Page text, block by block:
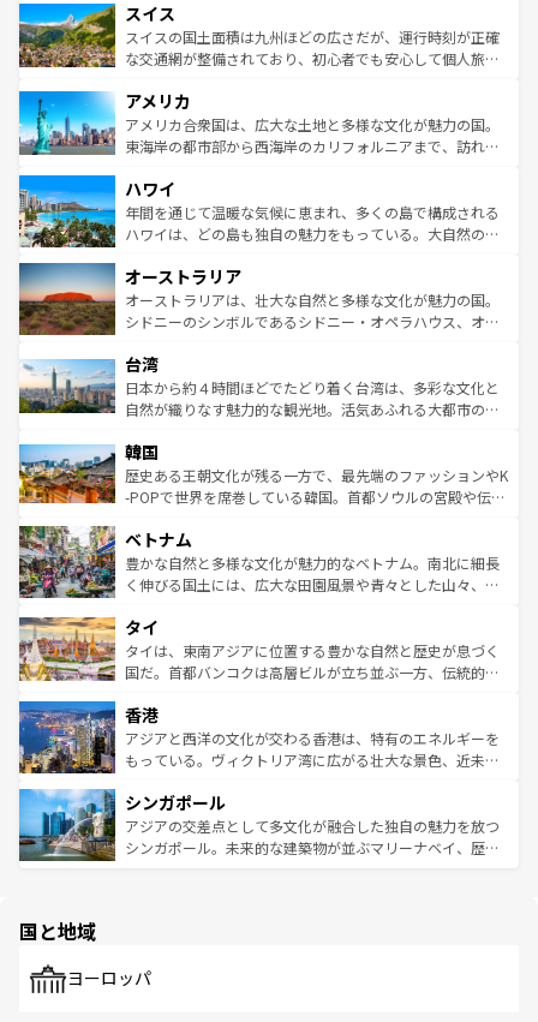
れる地方に足を運ぶとそれぞれで全く異なる文化を体験で
きるだろう。 なお、新着のフランス情報はコンテンツ一覧
を参照してほしい。
は、お酒好きな人にはぜひ体験してほしい。 なお、新着の
ドイツ情報はコンテンツ一覧を参照してほしい。
リアごとに異なる魅力がある。また、優雅なアフタヌーン
ティー、ビール好きにはたまらない英国パブ、サッカー観
戦など、本場だからこそできる体験も豊富。イギリスを旅
ンツ一覧を参照してほしい。
スイス
スイスの国土面積は九州ほどの広さだが、運行時刻が正確
な交通網が整備されており、初心者でも安心して個人旅行
の建物がそのまま残る町や、スイスならではのユニークな
博物館もあり、アルプス観光だけでなく町歩きも満喫する
ことができる。国民の所得が高いため物価も高いが、旅行
ば市内交通費無料で観光を楽しむこともできる。 なお、新
着のスイス情報はコンテンツ一覧 を参照してほしい。
アメリカ
アメリカ合衆国は、広大な土地と多様な文化が魅力の国。
東海岸の都市部から西海岸のカリフォルニアまで、訪れる
のような巨大都市は、観光、ショッピング、エンターテイ
ンメントが詰まった刺激的なスポットだ。一方、アメリカ
西部には大自然が広がり、グランドキャニオンやイエロー
部のニューオーリンズでは、音楽と美食が融合した独特の
文化が魅力。旅行者はアメリカの各地域で異なる魅力を楽
しみながら、その多様性と豊かな歴史を感じることができ
ならではの贅沢な旅のスタイルだ。 なお、新着のアメリカ
情報はコンテンツ一覧を参照してほしい。
ハワイ
年間を通じて温暖な気候に恵まれ、多くの島で構成される
ハワイは、どの島も独自の魅力をもっている。大自然の神
ワイ島は見逃せない。また、定番の観光地といえばオアフ
島だが、静かな自然を求めるならマウイ島やカウアイ島が
おすすめ。エメラルドグリーンに輝く海をはじめ、豊かな
れるおもてなしの心で訪れる人々を迎えてくれるハワイの
人々、おいしいローカルフードやハワイアンミュージッ
ク、伝統的なフラダンスなど、すべてがハワイの魅力を彩
ワイを、存分に味わってほしい。 なお、新着のハワイ情報
はコンテンツ一覧を参照してほしい。
オーストラリア
オーストラリアは、壮大な自然と多様な文化が魅力の国。
シドニーのシンボルであるシドニー・オペラハウス、オー
リアリーフや大陸中央部にそびえるウルル（エアーズロッ
ク）、タスマニアの美しい原生林やケアンズの熱帯雨林な
ど、見どころがたくさん。また、カフェやワイン、オージ
いる。アクティビティも充実しており、サーフィンやダイ
ビング、ハイキングなど、アウトドア好きにはたまらな
い。オーストラリアの多彩な魅力を存分に味わいつくそ
参照してほしい。
台湾
日本から約４時間ほどでたどり着く台湾は、多彩な文化と
自然が織りなす魅力的な観光地。活気あふれる大都市の台
ン）、静ひつな山岳地帯である台湾東部など、都市の喧騒
と山間の静けさが共存しており、訪れる人に新しい発見と
驚きをもたらしてくれる。また、奥深い台湾の食文化も魅
容にもいいと評判のスイーツなど、バラエティ豊かな料理
が味わえる。 なお、新着の台湾情報は コンテンツ一覧を参
照してほしい。
韓国
歴史ある王朝文化が残る一方で、最先端のファッションやK
-POPで世界を席巻している韓国。首都ソウルの宮殿や伝統
き、地方に足を延ばせば四季折々の自然美を楽しむことが
できる。そして、キムチや焼肉、絶品のストリートフード
まで、さまざまな韓国料理が待っている。夜には、韓国な
リティに包まれながら、韓国の多彩な魅力を心ゆくまで味
わってみてほしい。 なお、新着の韓国情報はコンテンツ一
覧を参照してほしい。
ベトナム
豊かな自然と多様な文化が魅力的なベトナム。南北に細長
く伸びる国土には、広大な田園風景や青々とした山々、世
急速な発展と共に伝統が息づく。ハノイの古い町並みやホ
ーチミン市のフランス統治時代の建物も、独特の雰囲気を
醸し出している。また、バラエティの豊かさとおいしさで
とつ。フォーやバインミー、ベトナムコーヒーなどは、ぜ
ひ現地で味わいたい。どの地域を訪れてもあたたかい人々
が旅行者を迎えてくれるので、きっと忘れられない旅にな
参照してほしい。
タイ
タイは、東南アジアに位置する豊かな自然と歴史が息づく
国だ。首都バンコクは高層ビルが立ち並ぶ一方、伝統的な
の活気が交差している。北部ではチェンマイなどの山岳地
帯で自然と触れ合い、南部ではプーケットやクラビの美し
いビーチでリゾート気分を楽しむことができる。タイ料理
激する。気候は一年中温暖で、どの季節にも異なる楽しみ
が待っている。親しみやすいタイの人々、仏教を中心とし
た文化、そして多様な観光資源が、訪れる旅人を魅了し続
香港
アジアと西洋の文化が交わる香港は、特有のエネルギーを
もっている。ヴィクトリア湾に広がる壮大な景色、近未来
み、どこを訪れても感動するはず。観光スポットが密集し
ており、効率よく見どころを回れるのも魅力。息をのむよ
うな絶景から文化的な体験まで、香港を存分に楽しみ尽く
シンガポール
アジアの交差点として多文化が融合した独自の魅力を放つ
シンガポール。未来的な建築物が並ぶマリーナベイ、歴史
で、ホーカーズは地元の風情を楽しめる外せないスポット
国と地域
ヨーロッパ